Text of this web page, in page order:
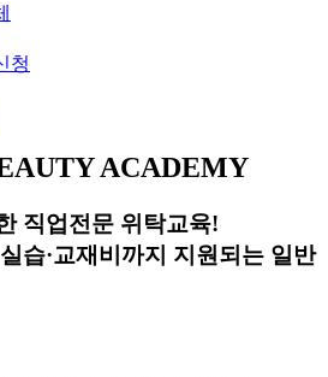
청
ACADEMY
직업전문 위탁교육!
습·교재비까지 지원되는 일반